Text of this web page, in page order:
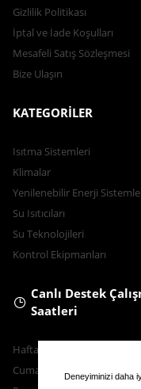
Deneyiminizi daha
Gizlilik Politikası
İptal ve İade Koşulları
Mesafeli Satış Sözleşmesi
Bize Ulaşın
KATEGORİLER
Isıtma Sistemleri
Klimalar
Yenilenebilir Enerji
Su Isıtıcıları
Su Teknolojileri
Kontrol Ekipmanları
Canlı Destek
Saatleri
Hafta İçi : 9.00 - 18.30
Cumartesi : 11.00 - 16.00